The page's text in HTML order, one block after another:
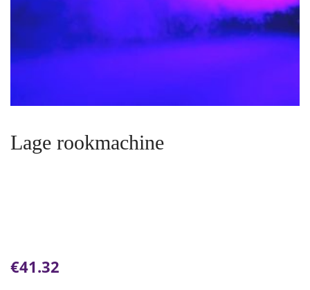
Lage rookmachine
€41.32